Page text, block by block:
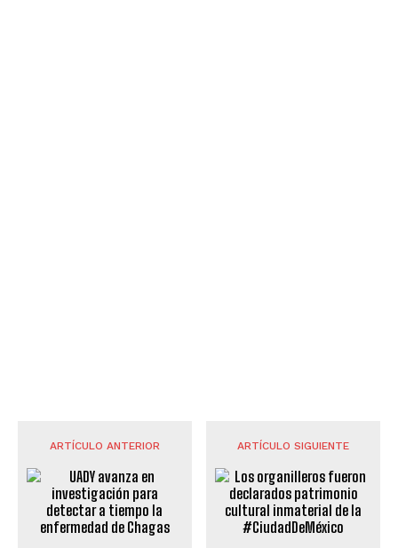
ARTÍCULO ANTERIOR ARTÍCULO SIGUIENTE